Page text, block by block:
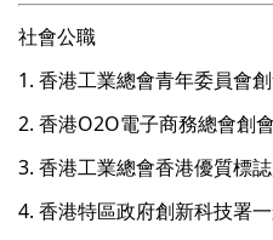
社會公職
1. 香港工業總會青年委員會
2. 香港O2O電子商務總會創
3. 香港工業總會香港優質標
4. 香港特區政府創新科技署